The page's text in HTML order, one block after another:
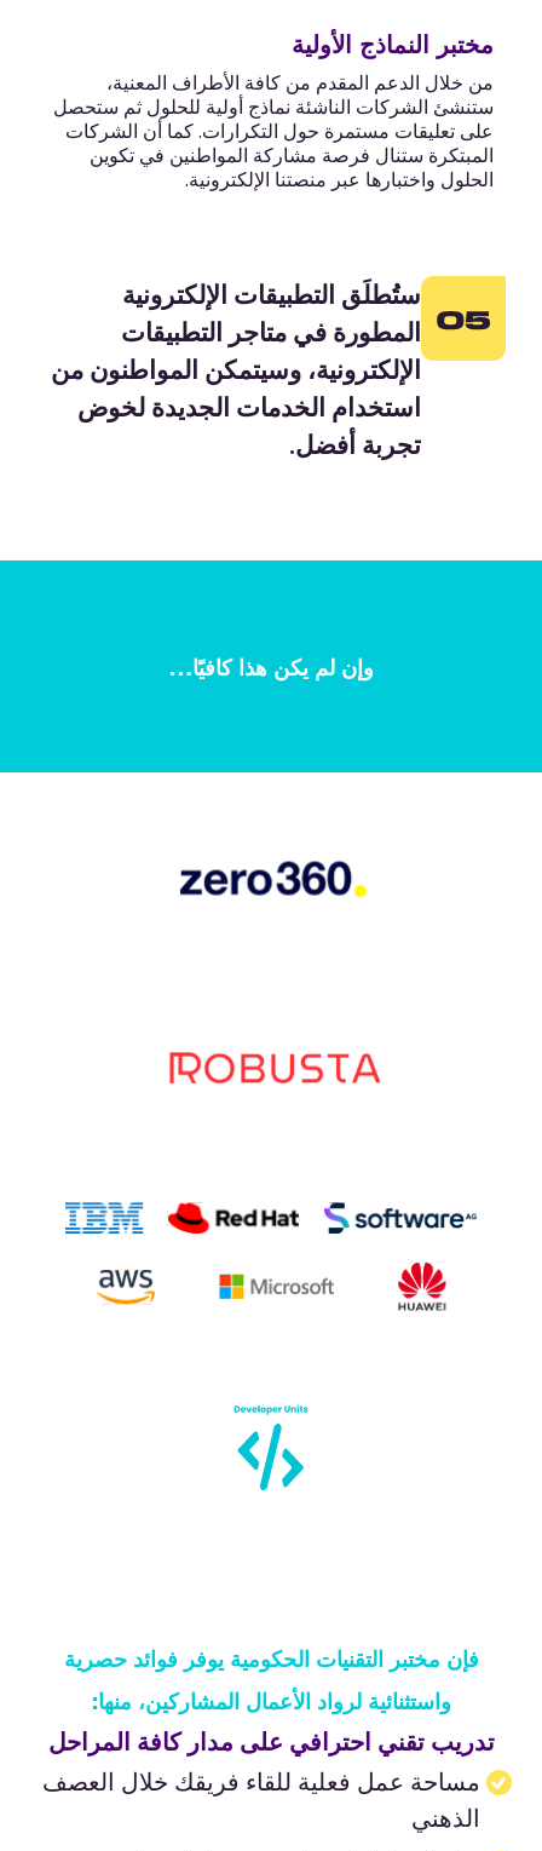
مختبر النماذج الأولية
من خلال الدعم المقدم من كافة الأطراف المعنية،
ستنشئ الشركات الناشئة نماذج أولية للحلول ثم ستحصل
على تعليقات مستمرة حول التكرارات. كما أن الشركات
المبتكرة ستنال فرصة مشاركة المواطنين في تكوين
الحلول واختبارها عبر منصتنا الإلكترونية.
ستُطلَق التطبيقات الإلكترونية
المطورة في متاجر التطبيقات
الإلكترونية، وسيتمكن المواطنون من
استخدام الخدمات الجديدة لخوض
تجربة أفضل.
وإن لم يكن هذا كافيًا…
فإن مختبر التقنيات الحكومية يوفر فوائد حصرية
واستثنائية لرواد الأعمال المشاركين، منها:
تدريب تقني احترافي على مدار كافة المراحل
مساحة عمل فعلية للقاء فريقك خلال العصف
الذهني